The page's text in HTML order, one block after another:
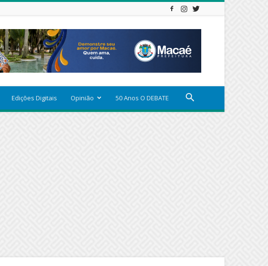
Edições Digitais Opinião 50 Anos O DEBATE